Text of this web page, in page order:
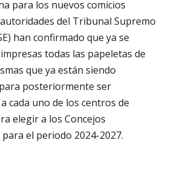
para los nuevos comicios
del Tribunal Supremo
han confirmado que ya se
todas las papeletas de
que ya están siendo
posteriormente ser
cada uno de los centros de
elegir a los Concejos
el periodo 2024-2027.